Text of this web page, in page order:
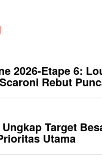
2026-Etape 6:
Rebut
Target
Utama